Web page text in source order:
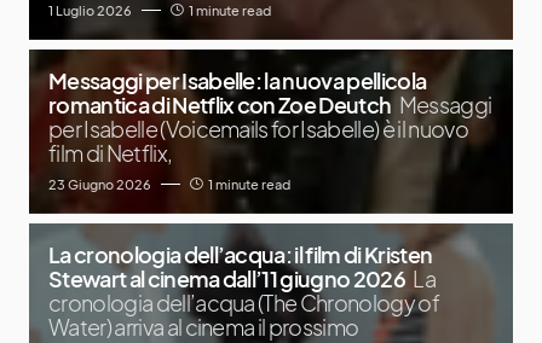
1 Luglio 2026 1 minute read
Messaggi per Isabelle: la nuova pellicola
romantica di Netflix con Zoe Deutch Messaggi
per Isabelle (Voicemails for Isabelle) è il nuovo
film di Netflix,
23 Giugno 2026 1 minute read
La cronologia dell’acqua: il film di Kristen
Stewart al cinema dall’11 giugno 2026 La
cronologia dell’acqua (The Chronology of
Water) arriva al cinema il prossimo